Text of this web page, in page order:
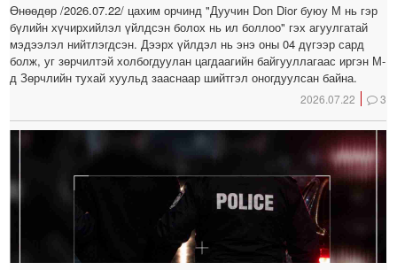
Өнөөдөр /2026.07.22/ цахим орчинд "Дуучин Don Dior буюу М нь гэр
бүлийн хүчирхийлэл үйлдсэн болох нь ил боллоо" гэх агуулгатай
мэдээлэл нийтлэгдсэн. Дээрх үйлдэл нь энэ оны 04 дүгээр сард
болж, уг зөрчилтэй холбогдуулан цагдаагийн байгууллагаас иргэн М-
д Зөрчлийн тухай хуульд зааснаар шийтгэл оногдуулсан байна.
2026.07.22 3